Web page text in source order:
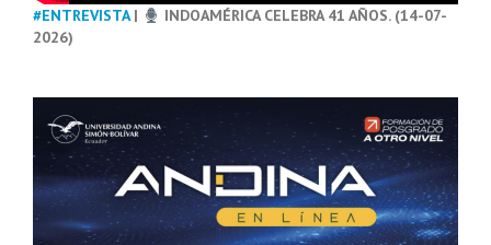
#ENTREVISTA|
INDOAMÉRICA CELEBRA 41 AÑOS. (14-07-
2026)